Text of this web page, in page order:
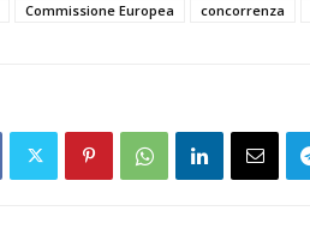
Commissione Europea concorrenza